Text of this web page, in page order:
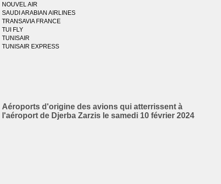
NOUVEL AIR
SAUDI ARABIAN AIRLINES
TRANSAVIA FRANCE
TUI FLY
TUNISAIR
TUNISAIR EXPRESS
Aéroports d'origine des avions qui atterrissent à
l'aéroport de Djerba Zarzis le samedi 10 février 2024